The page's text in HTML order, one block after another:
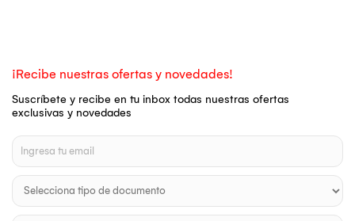
¡Recibe nuestras ofertas y novedades!
Suscríbete y recibe en tu inbox todas nuestras ofertas
exclusivas y novedades